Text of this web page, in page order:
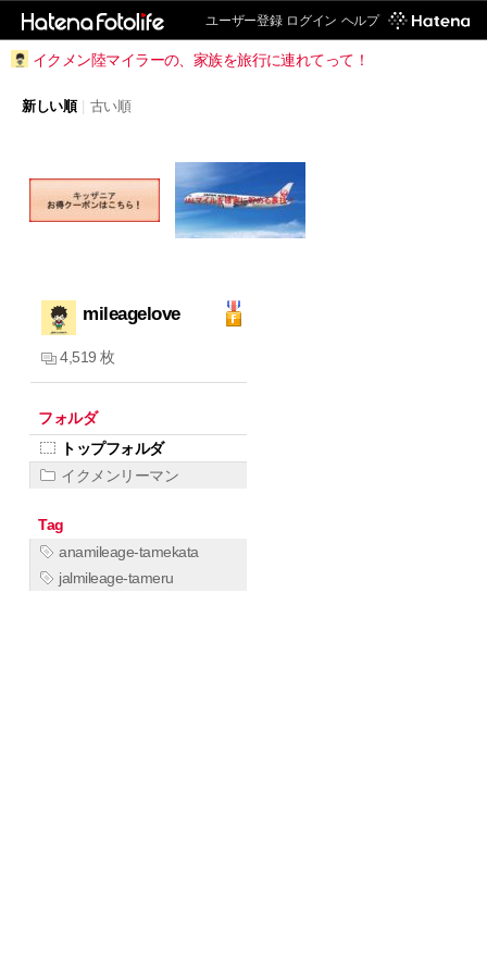
ユーザー登録 ログイン ヘルプ
イクメン陸マイラーの、家族を旅行に連れてって！
新しい順 古い順
mileagelove
4,519 枚
フォルダ
トップフォルダ
イクメンリーマン
Tag
anamileage-tamekata
jalmileage-tameru